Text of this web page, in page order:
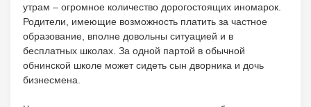
утрам – огромное количество дорогостоящих иномарок.
Родители, имеющие возможность платить за частное
образование, вполне довольны ситуацией и в
бесплатных школах. За одной партой в обычной
обнинской школе может сидеть сын дворника и дочь
бизнесмена.